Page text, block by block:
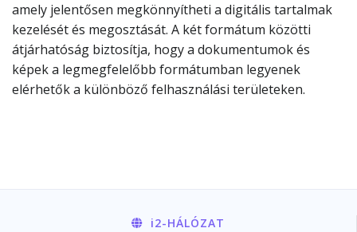
amely jelentősen megkönnyítheti a digitális tartalmak
kezelését és megosztását. A két formátum közötti
átjárhatóság biztosítja, hogy a dokumentumok és
képek a legmegfelelőbb formátumban legyenek
elérhetők a különböző felhasználási területeken.
i2-HÁLÓZAT